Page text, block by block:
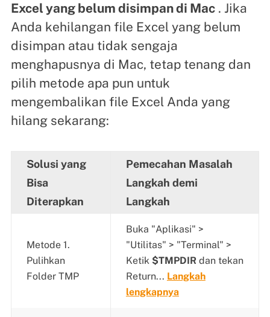
Excel yang belum disimpan di Mac. Jika
Anda kehilangan file Excel yang belum
disimpan atau tidak sengaja
menghapusnya di Mac, tetap tenang dan
pilih metode apa pun untuk
mengembalikan file Excel Anda yang
hilang sekarang:
Solusi yang
Bisa
Diterapkan
Pemecahan Masalah
Langkah demi
Langkah
Metode 1.
Pulihkan
Folder TMP
Buka "Aplikasi" >
"Utilitas" > "Terminal" >
Ketik $TMPDIR dan tekan
Return... Langkah
lengkapnya